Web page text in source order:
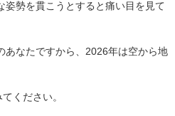
姿勢を貫こうとすると痛い目を見て
あなたですから、2026年は空から地
ください。